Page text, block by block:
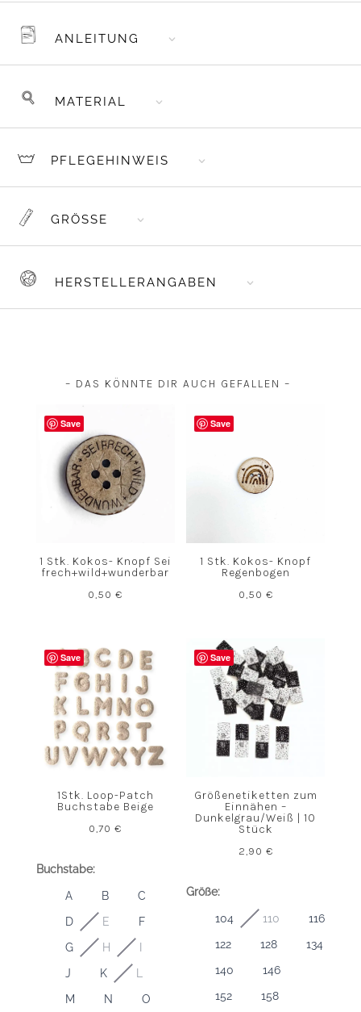
ANLEITUNG
MATERIAL
PFLEGEHINWEIS
GRÖSSE
HERSTELLERANGABEN
– DAS KÖNNTE DIR AUCH GEFALLEN –
Save
1 Stk. Kokos- Knopf Sei
frech+wild+wunderbar
0,50€
Save
1 Stk. Kokos- Knopf
Regenbogen
0,50 €
Save
1Stk. Loop-Patch
Buchstabe Beige
0,70€
Buchstabe:
A B
C
D
E
F
G
H
I
J
K
L
M
N
O
Save
Größenetiketten zum
Einnähen –
Dunkelgrau/Weiß | 10
Stück
2,90 €
Größe:
104 110
116
122
128
134
140
146
152
158